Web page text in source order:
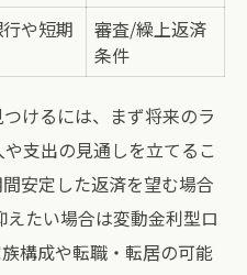
や短期
審査/繰上返済
条件
けるには、まず将来のラ
支出の見通しを立てるこ
安定した返済を望む場合
たい場合は変動金利型ロ
構成や転職・転居の可能